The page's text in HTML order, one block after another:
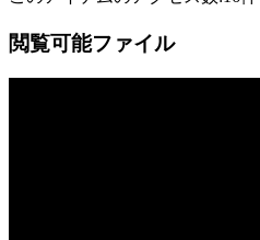
閲覧可能ファイル